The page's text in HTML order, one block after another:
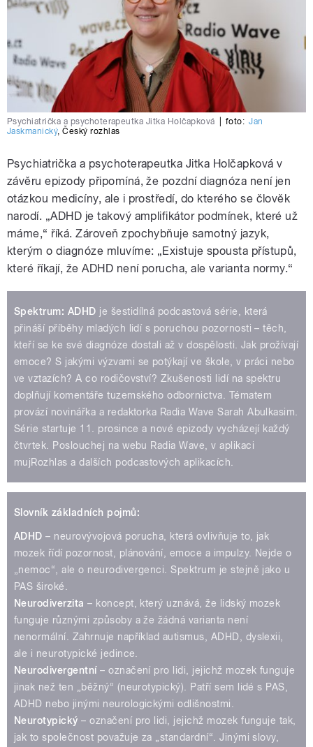
Psychiatrička a psychoterapeutka Jitka Holčapková foto: Jan
Jaskmanický,Český rozhlas
Psychiatrička a psychoterapeutka Jitka Holčapková v
závěru epizody připomíná, že pozdní diagnóza není jen
otázkou medicíny, ale i prostředí, do kterého se člověk
narodí. „ADHD je takový amplifikátor podmínek, které už
máme,“ říká. Zároveň zpochybňuje samotný jazyk,
kterým o diagnóze mluvíme: „Existuje spousta přístupů,
které říkají, že ADHD není porucha, ale varianta normy.“
Spektrum: ADHD je šestidílná podcastová série, která
přináší příběhy mladých lidí s poruchou pozornosti – těch,
kteří se ke své diagnóze dostali až v dospělosti. Jak prožívají
emoce? S jakými výzvami se potýkají ve škole, v práci nebo
ve vztazích? A co rodičovství? Zkušenosti lidí na spektru
doplňují komentáře tuzemského odbornictva. Tématem
provází novinářka a redaktorka Radia Wave Sarah Abulkasim.
Série startuje 11. prosince a nové epizody vycházejí každý
čtvrtek. Poslouchej na webu Radia Wave, v aplikaci
mujRozhlas a dalších podcastových aplikacích.
Slovník základních pojmů:
ADHD – neurovývojová porucha, která ovlivňuje to, jak
mozek řídí pozornost, plánování, emoce a impulzy. Nejde o
„nemoc“, ale o neurodivergenci. Spektrum je stejně jako u
PAS široké.
Neurodiverzita – koncept, který uznává, že lidský mozek
funguje různými způsoby a že žádná varianta není
nenormální. Zahrnuje například autismus, ADHD, dyslexii,
ale i neurotypické jedince.
Neurodivergentní– označení pro lidi, jejichž mozek funguje
jinak než ten „běžný“ (neurotypický). Patří sem lidé s PAS,
ADHD nebo jinými neurologickými odlišnostmi.
Neurotypický – označení pro lidi, jejichž mozek funguje tak,
jak to společnost považuje za „standardní“. Jinými slovy,